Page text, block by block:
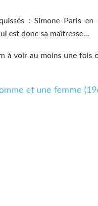
: Simone Paris en
est donc sa maîtresse...
à voir au moins une fois